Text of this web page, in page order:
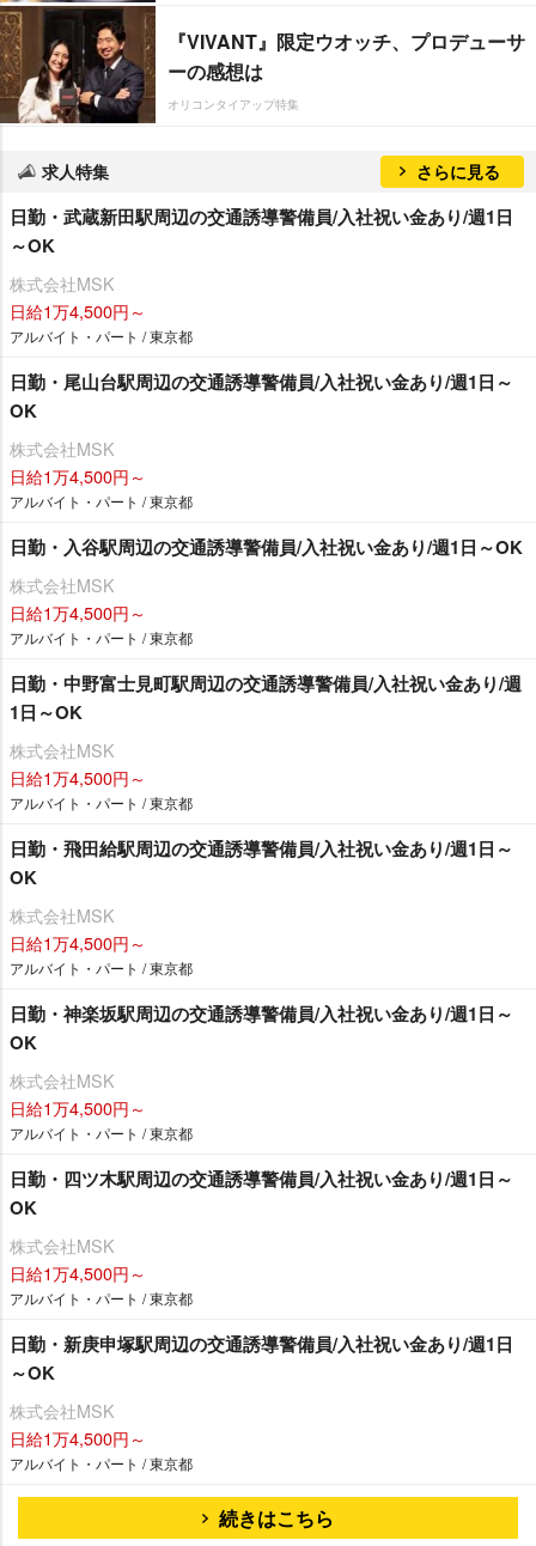
『VIVANT』限定ウオッチ、プロデューサ
ーの感想は
オリコンタイアップ特集
求人特集 さらに見る
日勤・武蔵新田駅周辺の交通誘導警備員/入社祝い金あり/週1日
～OK
株式会社MSK
日給1万4,500円～
アルバイト・パート / 東京都
日勤・尾山台駅周辺の交通誘導警備員/入社祝い金あり/週1日～
OK
株式会社MSK
日給1万4,500円～
アルバイト・パート / 東京都
日勤・入谷駅周辺の交通誘導警備員/入社祝い金あり/週1日～OK
株式会社MSK
日給1万4,500円～
アルバイト・パート / 東京都
日勤・中野富士見町駅周辺の交通誘導警備員/入社祝い金あり/週
1日～OK
株式会社MSK
日給1万4,500円～
アルバイト・パート / 東京都
日勤・飛田給駅周辺の交通誘導警備員/入社祝い金あり/週1日～
OK
株式会社MSK
日給1万4,500円～
アルバイト・パート / 東京都
日勤・神楽坂駅周辺の交通誘導警備員/入社祝い金あり/週1日～
OK
株式会社MSK
日給1万4,500円～
アルバイト・パート / 東京都
日勤・四ツ木駅周辺の交通誘導警備員/入社祝い金あり/週1日～
OK
株式会社MSK
日給1万4,500円～
アルバイト・パート / 東京都
日勤・新庚申塚駅周辺の交通誘導警備員/入社祝い金あり/週1日
～OK
株式会社MSK
日給1万4,500円～
アルバイト・パート / 東京都
続きはこちら